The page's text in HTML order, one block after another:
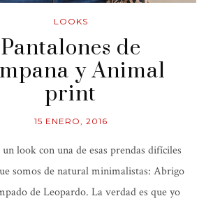
LOOKS
Pantalones de
y Animal
print
15 ENERO, 2016
look con una de esas prendas difíciles
somos de natural minimalistas: Abrigo
de Leopardo. La verdad es que yo